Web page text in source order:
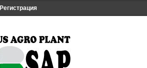
Регистрация